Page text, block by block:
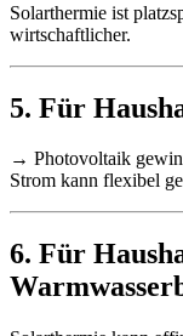
Solarthermie ist
wirtschaftlicher.
5. Für
→ Photovoltaik
Strom kann flexibel
6. Für